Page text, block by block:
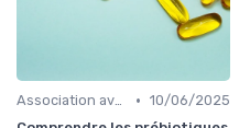
Association avec des prébiotiques • 10/06/2025